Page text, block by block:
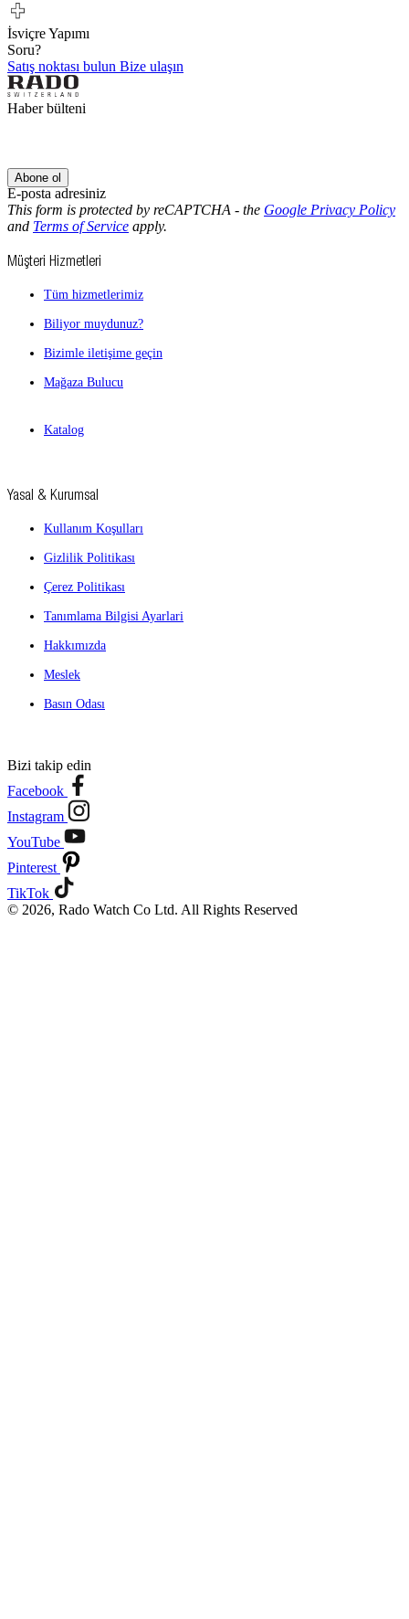
İsviçre Yapımı
Soru?
Satış noktası bulun Bize ulaşın
Haber bülteni
E-posta adresiniz
Abone ol
This form is protected by reCAPTCHA - the Google Privacy Policy
and Terms of Service apply.
Müşteri Hizmetleri
Tüm hizmetlerimiz
Biliyor muydunuz?
Bizimle iletişime geçin
Mağaza Bulucu
Katalog
Yasal & Kurumsal
Kullanım Koşulları
Gizlilik Politikası
Çerez Politikası
Tanımlama Bilgisi Ayarlari
Hakkımızda
Meslek
Basın Odası
Bizi takip edin
Facebook
Instagram
YouTube
Pinterest
TikTok
© 2026, Rado Watch Co Ltd. All Rights Reserved